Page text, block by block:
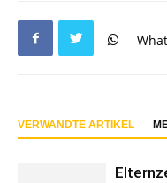
VERWANDTE ARTIKEL